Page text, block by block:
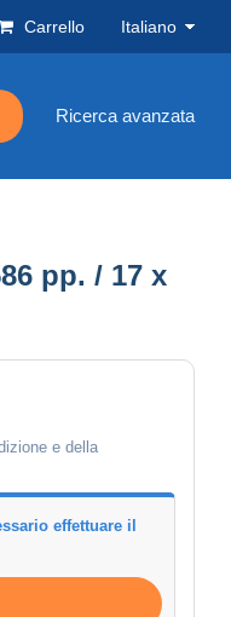
Carrello Italiano
Ricerca avanzata
pp. / 17 x
e della
effettuare il